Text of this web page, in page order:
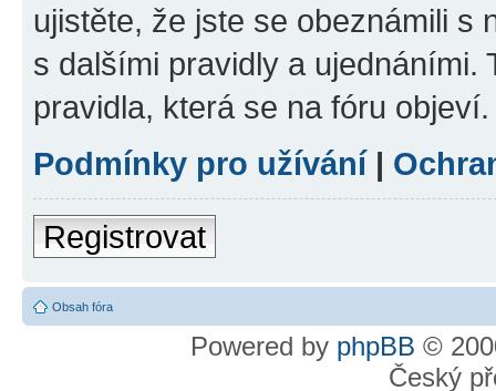
ujistěte, že jste se obeznámili s
s dalšími pravidly a ujednáními.
pravidla, která se na fóru objeví.
Podmínky pro užívání|
Registrovat
Obsah fóra
Powered by phpBB ©
Český